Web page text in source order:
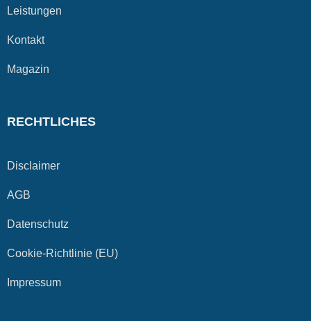
Leistungen
Kontakt
Magazin
RECHTLICHES
Disclaimer
AGB
Datenschutz
Cookie-Richtlinie (EU)
Impressum